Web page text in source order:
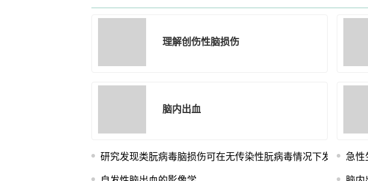
理解创伤性脑损伤
脑内出血
研究发现类朊病毒脑损伤可在无传染性朊病毒情况下发生 急性